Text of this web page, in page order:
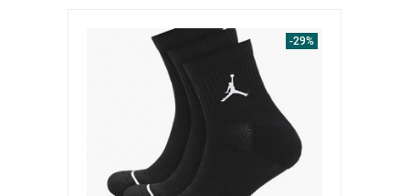
-29%